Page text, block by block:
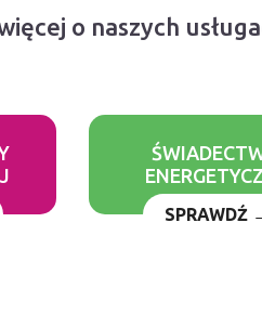
o naszych
SPRAWDŹ